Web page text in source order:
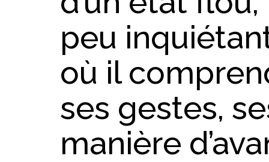
peu
où il
ses gestes,
manière